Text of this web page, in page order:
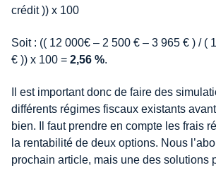
crédit )) x 100
Soit : (( 12 000€ – 2 500 € – 3 965 € ) / (
€ )) x 100 = 2,56 %.
Il est important donc de faire des
différents régimes fiscaux existants
bien. Il faut prendre en compte les frais
la rentabilité de deux options. Nous
prochain article, mais une des solutions